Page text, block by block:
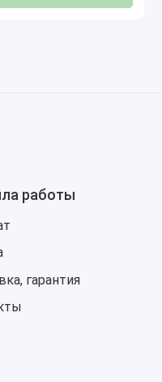
работы
гарантия